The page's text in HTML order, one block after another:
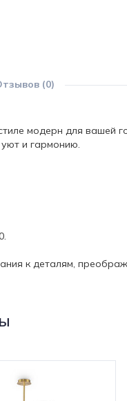
(0)
модерн для вашей
и гармонию.
к деталям,